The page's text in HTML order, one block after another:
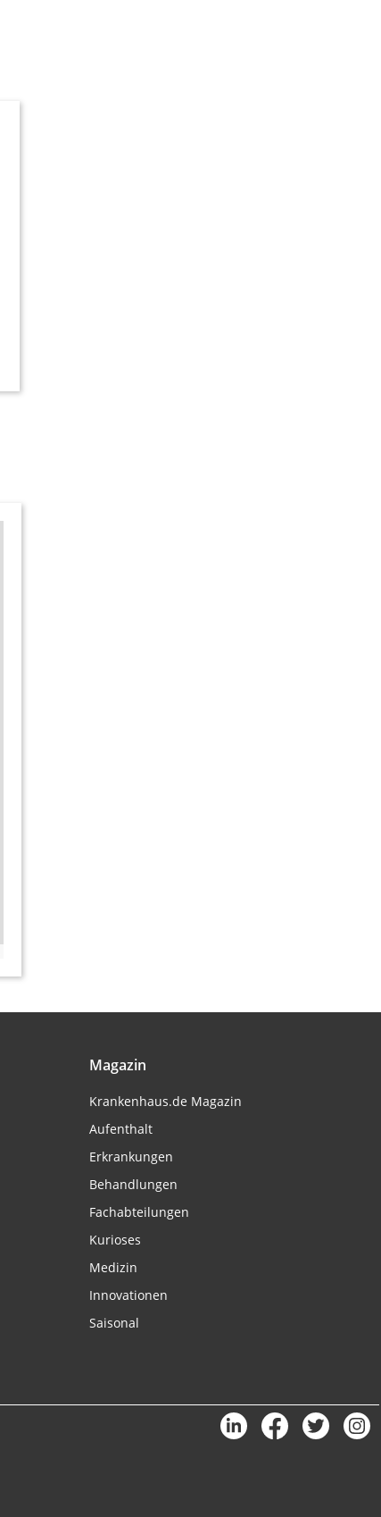
Magazin
Krankenhaus.de Magazin
Aufenthalt
Erkrankungen
Behandlungen
Fachabteilungen
Kurioses
Medizin
Innovationen
Saisonal